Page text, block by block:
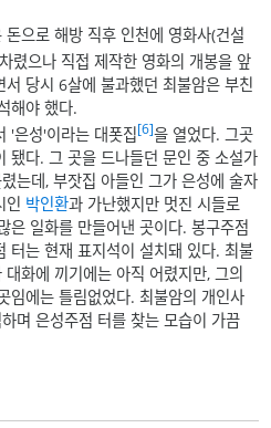
으로 해방 직후 인천에 영화사(건설
렸으나 직접 제작한 영화의 개봉을 앞
당시 6살에 불과했던 최불암은 부친
해야 했다.
'은성'이라는 대폿집[6]을 열었다. 그곳
됐다. 그 곳을 드나들던 문인 중 소설가
는데, 부잣집 아들인 그가 은성에 술자
인 박인환과 가난했지만 멋진 시들로
은 일화를 만들어낸 곳이다. 봉구주점
터는 현재 표지석이 설치돼 있다. 최불
화에 끼기에는 아직 어렸지만, 그의
임에는 틀림없었다. 최불암의 개인사
며 은성주점 터를 찾는 모습이 가끔